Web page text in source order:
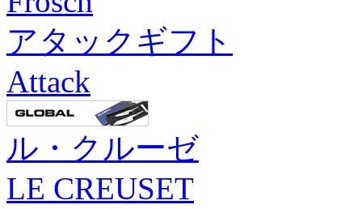
アタックギフト
Attack
ル・クルーゼ
LE CREUSET